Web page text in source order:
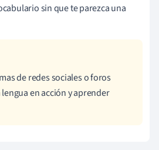
sin que te parezca una
de redes sociales o foros
en acción y aprender